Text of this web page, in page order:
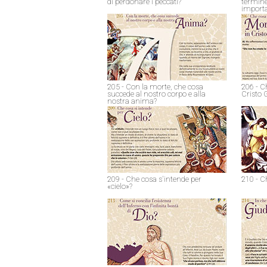
205 - Con la morte, che cosa
succede al nostro corpo e alla
nostra anima?
206 -
Cristo
209 - Che cosa s'intende per
«cielo»?
210 -